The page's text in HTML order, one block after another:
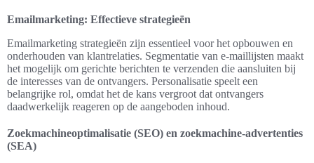
Emailmarketing: Effectieve strategieën
Emailmarketing strategieën zijn essentieel voor het opbouwen en
onderhouden van klantrelaties. Segmentatie van e-maillijsten maakt
het mogelijk om gerichte berichten te verzenden die aansluiten bij
de interesses van de ontvangers. Personalisatie speelt een
belangrijke rol, omdat het de kans vergroot dat ontvangers
daadwerkelijk reageren op de aangeboden inhoud.
Zoekmachineoptimalisatie (SEO) en zoekmachine-advertenties
(SEA)